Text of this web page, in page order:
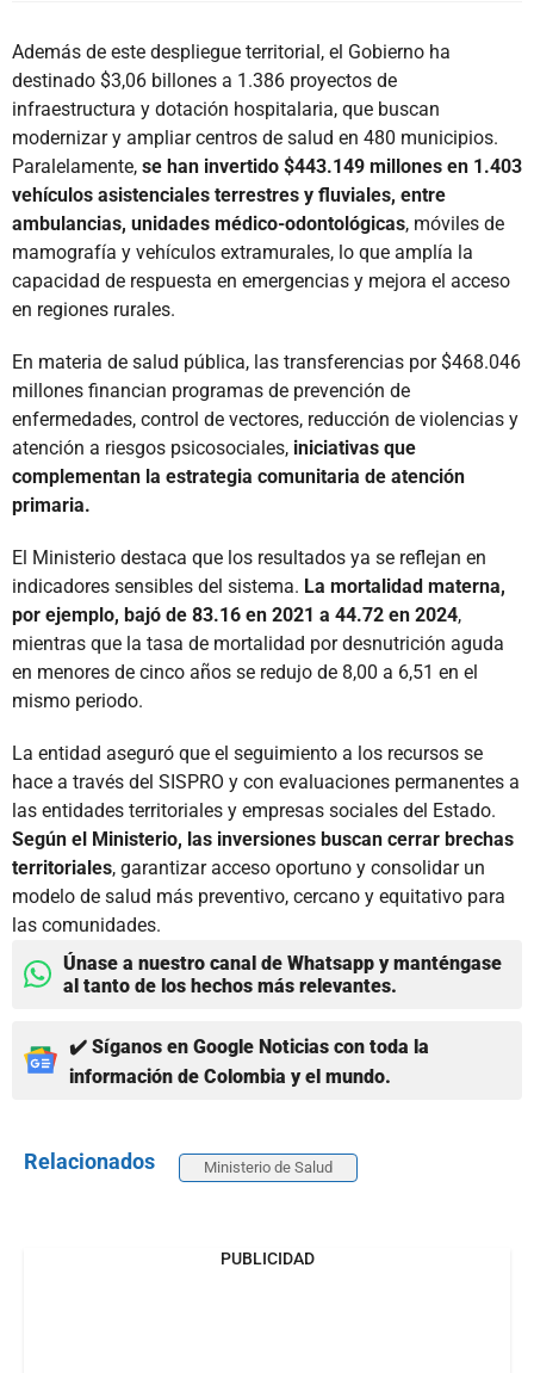
Además de este despliegue territorial, el Gobierno ha
destinado $3,06 billones a 1.386 proyectos de
infraestructura y dotación hospitalaria, que buscan
modernizar y ampliar centros de salud en 480 municipios.
Paralelamente, se han invertido $443.149 millones en 1.403
vehículos asistenciales terrestres y fluviales, entre
ambulancias, unidades médico-odontológicas, móviles de
mamografía y vehículos extramurales, lo que amplía la
capacidad de respuesta en emergencias y mejora el acceso
en regiones rurales.
En materia de salud pública, las transferencias por $468.046
millones financian programas de prevención de
enfermedades, control de vectores, reducción de violencias y
atención a riesgos psicosociales, iniciativas que
complementan la estrategia comunitaria de atención
primaria.
El Ministerio destaca que los resultados ya se reflejan en
indicadores sensibles del sistema. La mortalidad materna,
por ejemplo, bajó de 83.16 en 2021 a 44.72 en 2024,
mientras que la tasa de mortalidad por desnutrición aguda
en menores de cinco años se redujo de 8,00 a 6,51 en el
mismo periodo.
La entidad aseguró que el seguimiento a los recursos se
hace a través del SISPRO y con evaluaciones permanentes a
las entidades territoriales y empresas sociales del Estado.
Según el Ministerio, las inversiones buscan cerrar brechas
territoriales, garantizar acceso oportuno y consolidar un
modelo de salud más preventivo, cercano y equitativo para
las comunidades.
Únase a nuestro canal de Whatsapp y manténgase
al tanto de los hechos más relevantes.
✔️ Síganos en Google Noticias con toda la
información de Colombia y el mundo.
Relacionados Ministerio de Salud
PUBLICIDAD